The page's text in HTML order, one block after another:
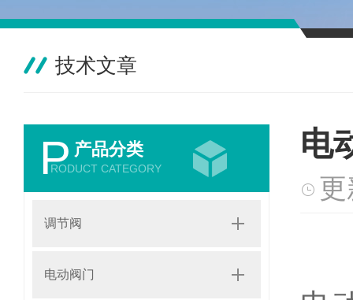
技术文章
P 产品分类
RODUCT CATEGORY
调节阀
电动阀门
电